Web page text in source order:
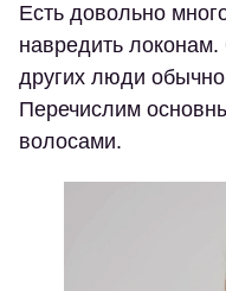
Есть довольно
навредить
других люди
Перечислим
волосами.